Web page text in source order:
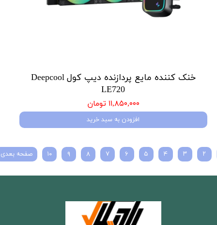
خنک کننده مایع پردازنده دیپ کول Deepcool
LE720
۱۱,۸۵۰,۰۰۰ تومان
افزودن به سبد خرید
۲ ۳ ۴ ۵ ۶ ۷ ۸ ۹ ۱۰ صفحه بعدی